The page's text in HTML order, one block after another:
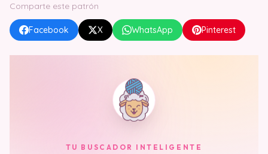
Comparte este patrón
Facebook X WhatsApp Pinterest
TU BUSCADOR INTELIGENTE